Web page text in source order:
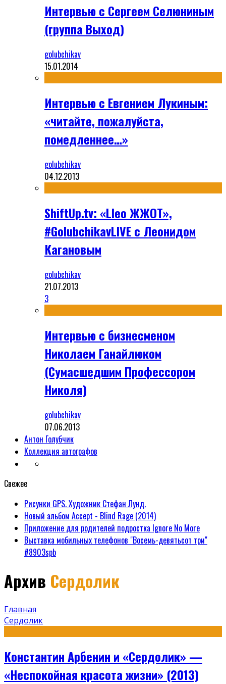
Интервью с Сергеем Селюниным
(группа Выход)
golubchikav
15.01.2014
Интервью с Евгением Лукиным:
«читайте, пожалуйста,
помедленнее…»
golubchikav
04.12.2013
ShiftUp.tv: «Lleo ЖЖОТ»,
#GolubchikavLIVE с Леонидом
Кагановым
golubchikav
21.07.2013
3
Интервью с бизнесменом
Николаем Ганайлюком
(Сумасшедшим Профессором
Николя)
golubchikav
07.06.2013
Антон Голубчик
Коллекция автографов
Свежее
Рисунки GPS. Художник Стефан Лунд.
Новый альбом Accept - Blind Rage (2014)
Приложение для родителей подростка Ignore No More
Выставка мобильных телефонов "Восемь-девятьсот три"
#8903spb
Архив Сердолик
Главная
Сердолик
Константин Арбенин и «Сердолик» —
«Неспокойная красота жизни» (2013)